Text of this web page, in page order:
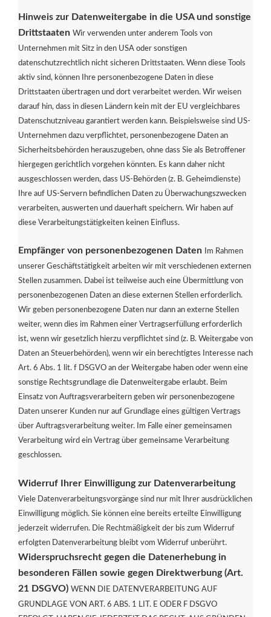
Hinweis zur Datenweitergabe in die USA und sonstige
Drittstaaten Wir verwenden unter anderem Tools von
Unternehmen mit Sitz in den USA oder sonstigen
datenschutzrechtlich nicht sicheren Drittstaaten. Wenn diese Tools
aktiv sind, können Ihre personenbezogene Daten in diese
Drittstaaten übertragen und dort verarbeitet werden. Wir weisen
darauf hin, dass in diesen Ländern kein mit der EU vergleichbares
Datenschutzniveau garantiert werden kann. Beispielsweise sind US-
Unternehmen dazu verpflichtet, personenbezogene Daten an
Sicherheitsbehörden herauszugeben, ohne dass Sie als Betroffener
hiergegen gerichtlich vorgehen könnten. Es kann daher nicht
ausgeschlossen werden, dass US-Behörden (z. B. Geheimdienste)
Ihre auf US-Servern befindlichen Daten zu Überwachungszwecken
verarbeiten, auswerten und dauerhaft speichern. Wir haben auf
diese Verarbeitungstätigkeiten keinen Einfluss.
Empfänger von personenbezogenen Daten
Im Rahmen
unserer Geschäftstätigkeit arbeiten wir mit verschiedenen externen
Stellen zusammen. Dabei ist teilweise auch eine Übermittlung von
personenbezogenen Daten an diese externen Stellen erforderlich.
Wir geben personenbezogene Daten nur dann an externe Stellen
weiter, wenn dies im Rahmen einer Vertragserfüllung erforderlich
ist, wenn wir gesetzlich hierzu verpflichtet sind (z. B. Weitergabe von
Daten an Steuerbehörden), wenn wir ein berechtigtes Interesse nach
Art. 6 Abs. 1 lit. f DSGVO an der Weitergabe haben oder wenn eine
sonstige Rechtsgrundlage die Datenweitergabe erlaubt. Beim
Einsatz von Auftragsverarbeitern geben wir personenbezogene
Daten unserer Kunden nur auf Grundlage eines gültigen Vertrags
über Auftragsverarbeitung weiter. Im Falle einer gemeinsamen
Verarbeitung wird ein Vertrag über gemeinsame Verarbeitung
geschlossen.
Widerruf Ihrer Einwilligung zur Datenverarbeitung
Viele Datenverarbeitungsvorgänge sind nur mit Ihrer ausdrücklichen
Einwilligung möglich. Sie können eine bereits erteilte Einwilligung
jederzeit widerrufen. Die Rechtmäßigkeit der bis zum Widerruf
erfolgten Datenverarbeitung bleibt vom Widerruf unberührt.
Widerspruchsrecht gegen die Datenerhebung in
besonderen Fällen sowie gegen Direktwerbung (Art.
21 DSGVO) WENN DIE DATENVERARBEITUNG AUF
GRUNDLAGE VON ART. 6 ABS. 1 LIT. E ODER F DSGVO